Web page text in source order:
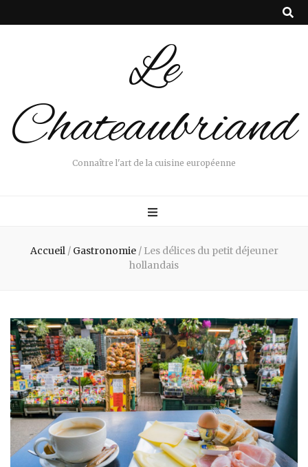
Le
Chateaubriand
Connaître l'art de la cuisine européenne
Accueil / Gastronomie / Les délices du petit déjeuner
hollandais